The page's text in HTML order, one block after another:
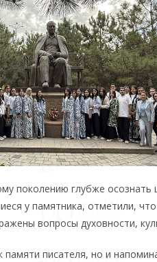
поколению глубже осознать
у памятника, отметили,
вопросы духовности,
писателя, но и